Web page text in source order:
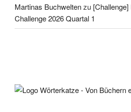
Martinas Buchweltenzu
Challenge 2026 Quartal 1